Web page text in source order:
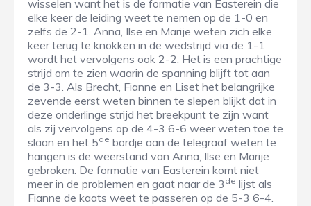
wisselen want het is de formatie van Easterein die
elke keer de leiding weet te nemen op de 1-0 en
zelfs de 2-1. Anna, Ilse en Marije weten zich elke
keer terug te knokken in de wedstrijd via de 1-1
wordt het vervolgens ook 2-2. Het is een prachtige
strijd om te zien waarin de spanning blijft tot aan
de 3-3. Als Brecht, Fianne en Liset het belangrijke
zevende eerst weten binnen te slepen blijkt dat in
deze onderlinge strijd het breekpunt te zijn want
als zij vervolgens op de 4-3 6-6 weer weten toe te
slaan en het 5de bordje aan de telegraaf weten te
hangen is de weerstand van Anna, Ilse en Marije
gebroken. De formatie van Easterein komt niet
meer in de problemen en gaat naar de 3 de lijst als
Fianne de kaats weet te passeren op de 5-3 6-4.